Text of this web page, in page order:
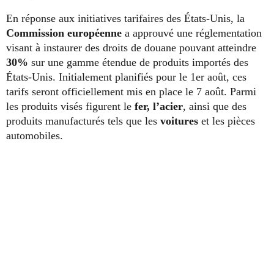
En réponse aux initiatives tarifaires des États-Unis, la
Commission européenne a approuvé une réglementation
visant à instaurer des droits de douane pouvant atteindre
30% sur une gamme étendue de produits importés des
États-Unis. Initialement planifiés pour le 1er août, ces
tarifs seront officiellement mis en place le 7 août. Parmi
les produits visés figurent le fer, l’acier, ainsi que des
produits manufacturés tels que les voitures et les pièces
automobiles.